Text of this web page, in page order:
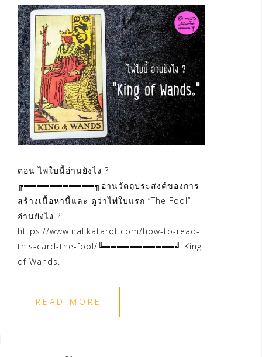
ตอน ไพ่ใบนี้อ่านยังไง ?
╔═══════════╗อ่านวัตถุประสงค์ของการ
สร้างเนื้อหานี้และ ดูว่าไพ่ใบแรก “The Fool”
อ่านยังไง ?
https://www.nalikatarot.com/how-to-read-
this-card-the-fool/╚═══════════╝ King
of Wands.
READ MORE